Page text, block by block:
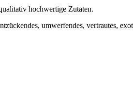
hochwertige Zutaten.
umwerfendes, vertrautes,